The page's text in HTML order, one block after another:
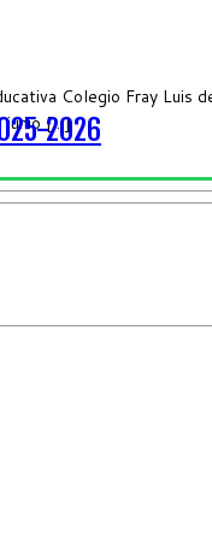
Colegio Fray Luis
junio […]2026